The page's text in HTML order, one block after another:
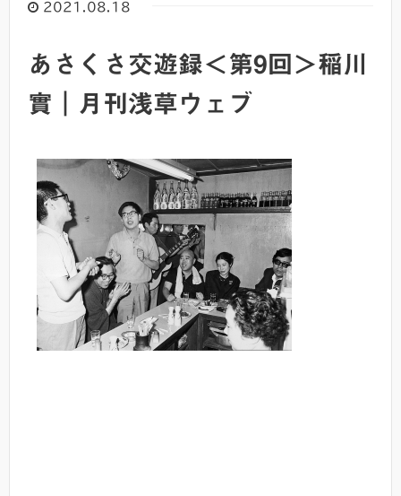
2021.08.18
あさくさ交遊録＜第9回＞稲川
實｜月刊浅草ウェブ